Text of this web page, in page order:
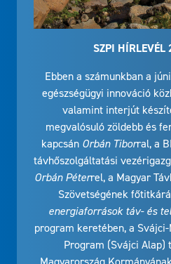
SZPI HÍRLEVÉL
Ebben a számunkban a
egészségügyi innováció
valamint interjút
megvalósuló zöldebb és
kapcsán Orbán Tiborral, a
távhőszolgáltatási
Orbán Péterrel, a Magyar
Szövetségének
energiaforrások táv- és
program keretében, a
Program (Svájci Alap)